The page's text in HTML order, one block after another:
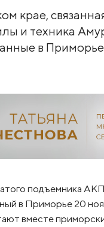
крае,
и техника
в
подъемника
в Приморье 20
вместе